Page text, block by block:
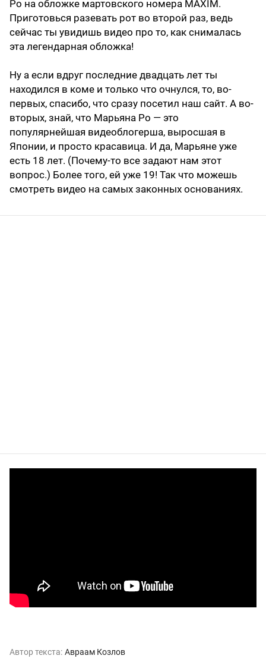
Ро на обложке мартовского номера MAXIM.
Приготовься разевать рот во второй раз, ведь
сейчас ты увидишь видео про то, как снималась
эта легендарная обложка!
Ну а если вдруг последние двадцать лет ты
находился в коме и только что очнулся, то, во-
первых, спасибо, что сразу посетил наш сайт. А во-
вторых, знай, что Марьяна Ро — это
популярнейшая видеоблогерша, выросшая в
Японии, и просто красавица. И да, Марьяне уже
есть 18 лет. (Почему-то все задают нам этот
вопрос.) Более того, ей уже 19! Так что можешь
смотреть видео на самых законных основаниях.
Автор текста: Авраам Козлов